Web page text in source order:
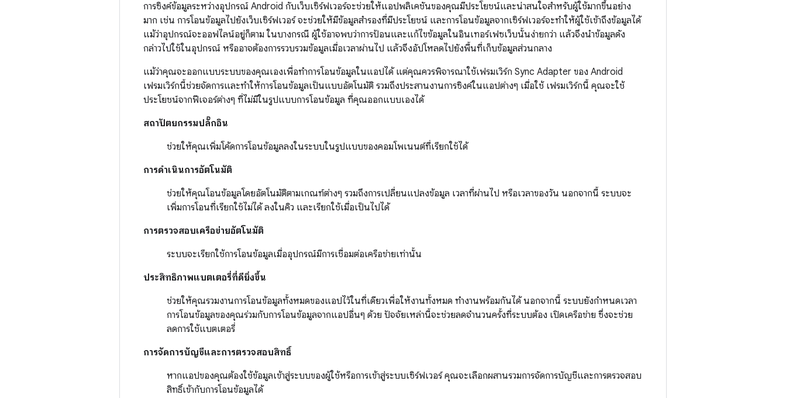
การซิงค์ข้อมูลระหว่างอุปกรณ์ Android กับเว็บเซิร์ฟเวอร์จะช่วยให้แอปพลิเคชันของคุณมีประโยชน์และน่าสนใจสำหรับผู้ใช้มากขึ้นอย่าง
มาก เช่น การโอนข้อมูลไปยังเว็บเซิร์ฟเวอร์ จะช่วยให้มีข้อมูลสำรองที่มีประโยชน์ และการโอนข้อมูลจากเซิร์ฟเวอร์จะทำให้ผู้ใช้เข้าถึงข้อมูลได้
แม้ว่าอุปกรณ์จะออฟไลน์อยู่ก็ตาม ในบางกรณี ผู้ใช้อาจพบว่าการป้อนและแก้ไขข้อมูลในอินเทอร์เฟซเว็บนั้นง่ายกว่า แล้วจึงนำข้อมูลดัง
กล่าวไปใช้ในอุปกรณ์ หรืออาจต้องการรวบรวมข้อมูลเมื่อเวลาผ่านไป แล้วจึงอัปโหลดไปยังพื้นที่เก็บข้อมูลส่วนกลาง
แม้ว่าคุณจะออกแบบระบบของคุณเองเพื่อทำการโอนข้อมูลในแอปได้ แต่คุณควรพิจารณาใช้เฟรมเวิร์ก Sync Adapter ของ Android
เฟรมเวิร์กนี้ช่วยจัดการและทำให้การโอนข้อมูลเป็นแบบอัตโนมัติ รวมถึงประสานงานการซิงค์ในแอปต่างๆ เมื่อใช้ เฟรมเวิร์กนี้ คุณจะใช้
ประโยชน์จากฟีเจอร์ต่างๆ ที่ไม่มีในรูปแบบการโอนข้อมูล ที่คุณออกแบบเองได้
สถาปัตยกรรมปลั๊กอิน
ช่วยให้คุณเพิ่มโค้ดการโอนข้อมูลลงในระบบในรูปแบบของคอมโพเนนต์ที่เรียกใช้ได้
การดำเนินการอัตโนมัติ
ช่วยให้คุณโอนข้อมูลโดยอัตโนมัติตามเกณฑ์ต่างๆ รวมถึงการเปลี่ยนแปลงข้อมูล เวลาที่ผ่านไป หรือเวลาของวัน นอกจากนี้ ระบบจะ
เพิ่มการโอนที่เรียกใช้ไม่ได้ ลงในคิว และเรียกใช้เมื่อเป็นไปได้
การตรวจสอบเครือข่ายอัตโนมัติ
ระบบจะเรียกใช้การโอนข้อมูลเมื่ออุปกรณ์มีการเชื่อมต่อเครือข่ายเท่านั้น
ประสิทธิภาพแบตเตอรี่ที่ดียิ่งขึ้น
ช่วยให้คุณรวมงานการโอนข้อมูลทั้งหมดของแอปไว้ในที่เดียวเพื่อให้งานทั้งหมด ทำงานพร้อมกันได้ นอกจากนี้ ระบบยังกำหนดเวลา
การโอนข้อมูลของคุณร่วมกับการโอนข้อมูลจากแอปอื่นๆ ด้วย ปัจจัยเหล่านี้จะช่วยลดจำนวนครั้งที่ระบบต้อง เปิดเครือข่าย ซึ่งจะช่วย
ลดการใช้แบตเตอรี่
การจัดการบัญชีและการตรวจสอบสิทธิ์
หากแอปของคุณต้องใช้ข้อมูลเข้าสู่ระบบของผู้ใช้หรือการเข้าสู่ระบบเซิร์ฟเวอร์ คุณจะเลือกผสานรวมการจัดการบัญชีและการตรวจสอบ
สิทธิ์เข้ากับการโอนข้อมูลได้